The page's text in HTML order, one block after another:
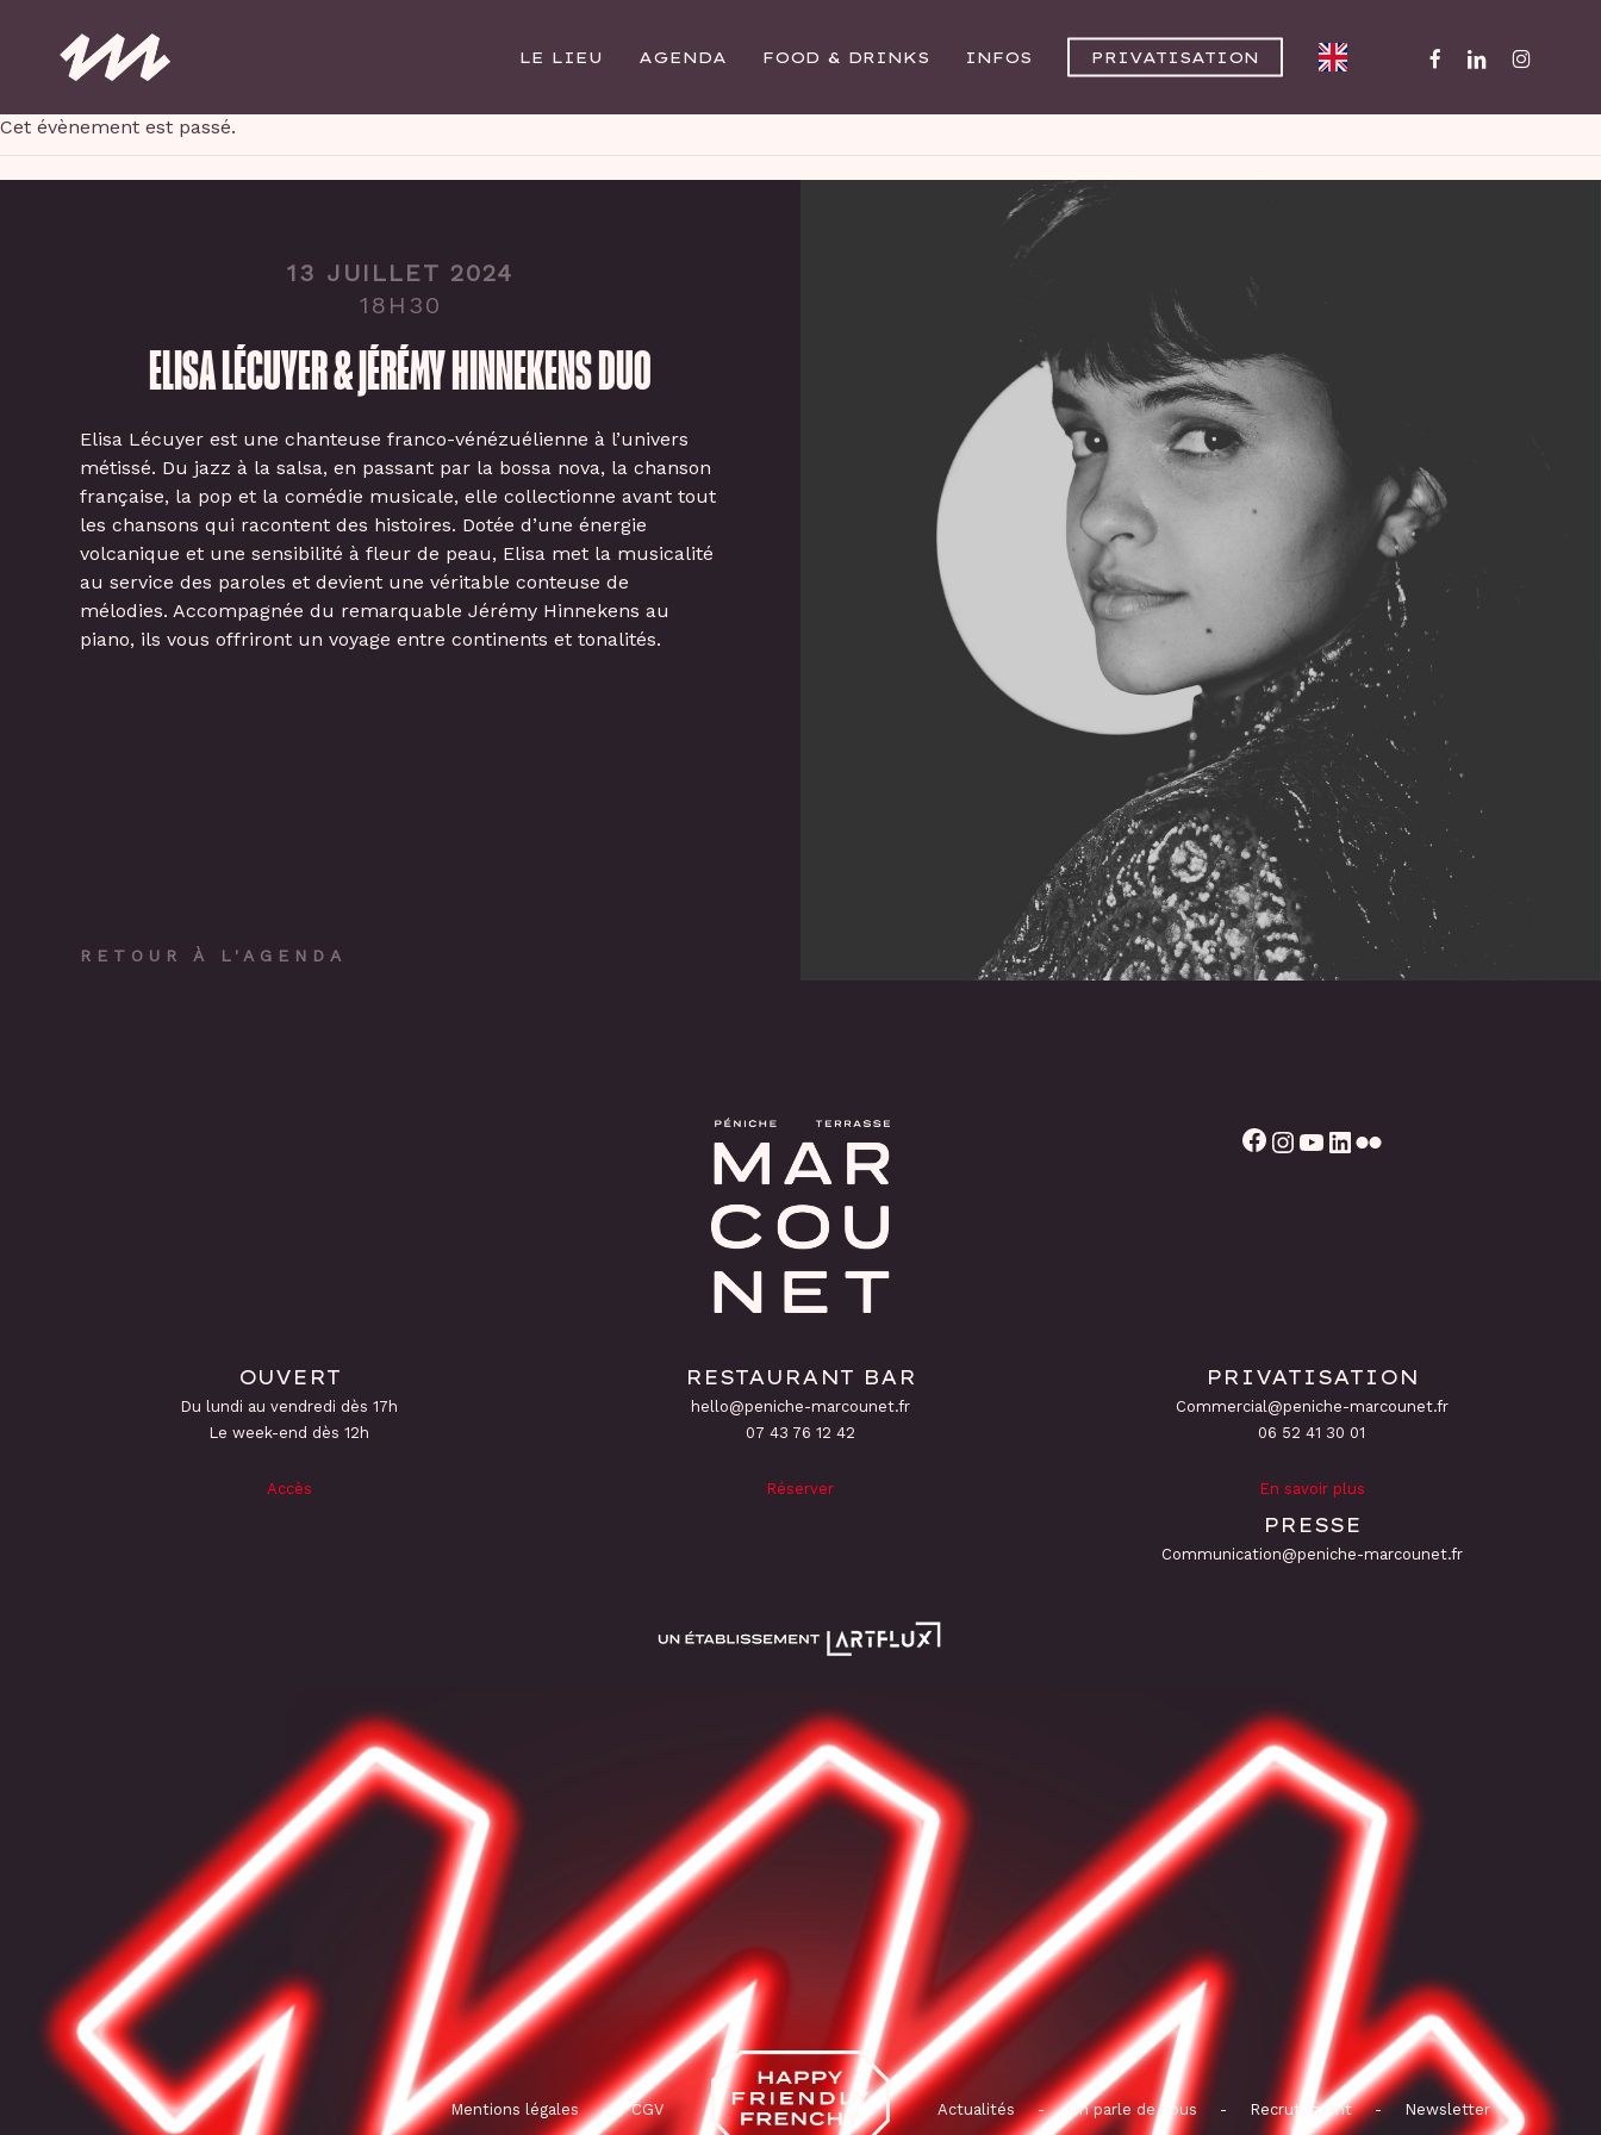
LE LIEU AGENDA FOOD & DRINKS INFOS PRIVATISATION FACEBOOK
LINKEDIN
Cet évènement est passé.
13 JUILLET 2024
18H30
ELISA LÉCUYER & JÉRÉMY HINNEKENS DUO
Elisa Lécuyer est une chanteuse franco-vénézuélienne à l’univers
métissé. Du jazz à la salsa, en passant par la bossa nova, la chanson
française, la pop et la comédie musicale, elle collectionne avant tout
les chansons qui racontent des histoires. Dotée d’une énergie
volcanique et une sensibilité à fleur de peau, Elisa met la musicalité
au service des paroles et devient une véritable conteuse de
mélodies. Accompagnée du remarquable Jérémy Hinnekens au
piano, ils vous offriront un voyage entre continents et tonalités.
RETOUR À L'AGENDA
Facebook Instagram YouTube
OUVERT
Du lundi au vendredi dès 17h
Le week-end dès 12h
Accès
RESTAURANT BAR
hello@peniche-marcounet.fr
‭07 43 76 12 42
Réserver
PRIVATISATION
Commercial@peniche-marcounet.fr
06 52 41 30 01
En savoir plus
PRESSE
Communication@peniche-marcounet.fr
Mentions légales - CGV Actualités - On parle de nous - Recrutement - Newsletter